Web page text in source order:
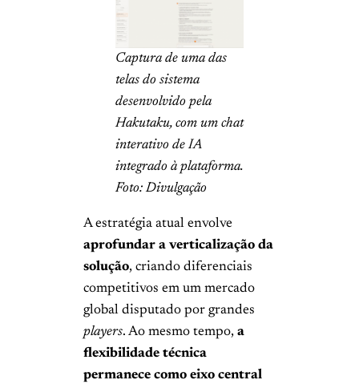
Captura de uma das
telas do sistema
desenvolvido pela
Hakutaku, com um chat
interativo de IA
integrado à plataforma.
Foto: Divulgação
A estratégia atual envolve
aprofundar a verticalização da
solução, criando diferenciais
competitivos em um mercado
global disputado por grandes
players. Ao mesmo tempo, a
flexibilidade técnica
permanece como eixo central